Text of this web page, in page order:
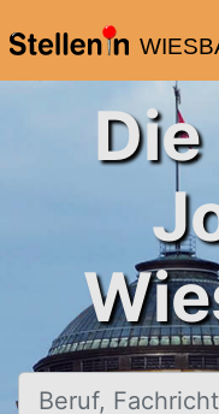
Beruf, Fachrichtung,